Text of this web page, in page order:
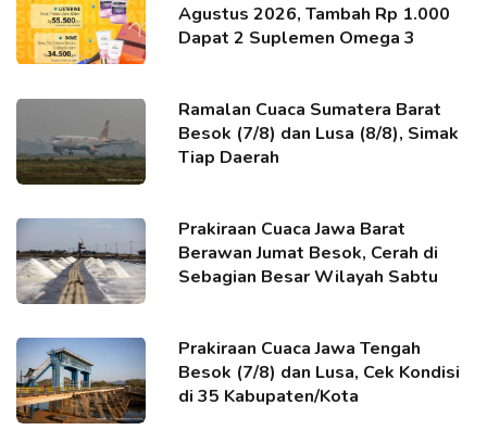
Agustus 2026, Tambah Rp 1.000
Dapat 2 Suplemen Omega 3
Ramalan Cuaca Sumatera Barat
Besok (7/8) dan Lusa (8/8), Simak
Tiap Daerah
Prakiraan Cuaca Jawa Barat
Berawan Jumat Besok, Cerah di
Sebagian Besar Wilayah Sabtu
Prakiraan Cuaca Jawa Tengah
Besok (7/8) dan Lusa, Cek Kondisi
di 35 Kabupaten/Kota